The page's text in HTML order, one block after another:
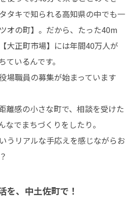
タキで知られる高知県の中でも一
オの町】。だから、たった40m
大正町市場】には年間40万人が
いるんです。
場職員の募集が始まっています
離感の小さな町で、相談を受けた
なでまちづくりをしたり。
うリアルな手応えを感じながらお
を、中土佐町で！